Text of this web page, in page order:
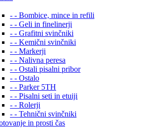
- - Bombice, mince in refili
- - Geli in finelinerji
- - Grafitni svinčniki
- - Kemični svinčniki
- - Markerji
- - Nalivna peresa
- - Ostali pisalni pribor
- - Ostalo
- - Parker 5TH
- - Pisalni seti in etuiji
- - Rolerji
- - Tehnični svinčniki
in prosti čas